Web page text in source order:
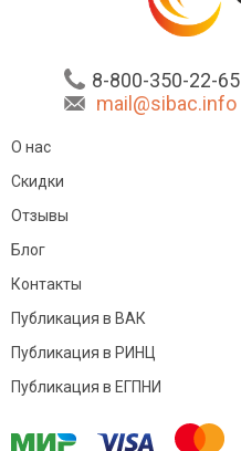
8-800-350-22-65
mail@sibac.info
О нас
Скидки
Отзывы
Блог
Контакты
Публикация в ВАК
Публикация в РИНЦ
Публикация в ЕГПНИ